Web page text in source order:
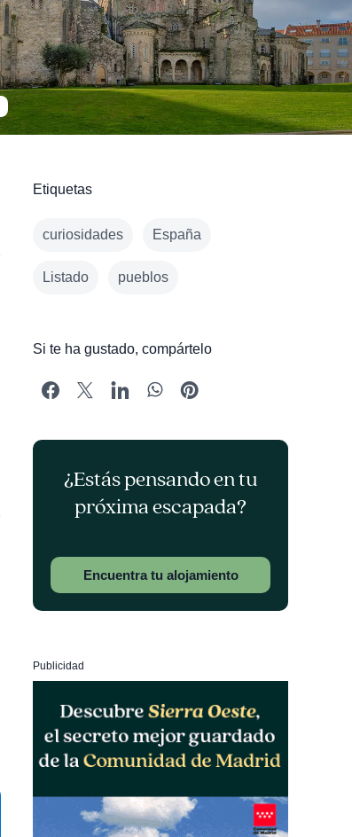
Etiquetas
curiosidades España
Listado pueblos
Si te ha gustado, compártelo
¿Estás pensando en tu
próxima escapada?
Encuentra tu alojamiento
Publicidad